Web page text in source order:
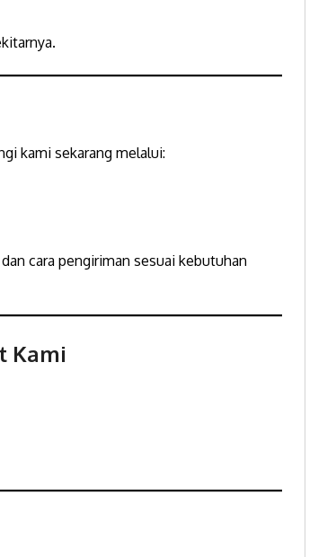
kami sekarang melalui:
cara pengiriman sesuai kebutuhan
Kami